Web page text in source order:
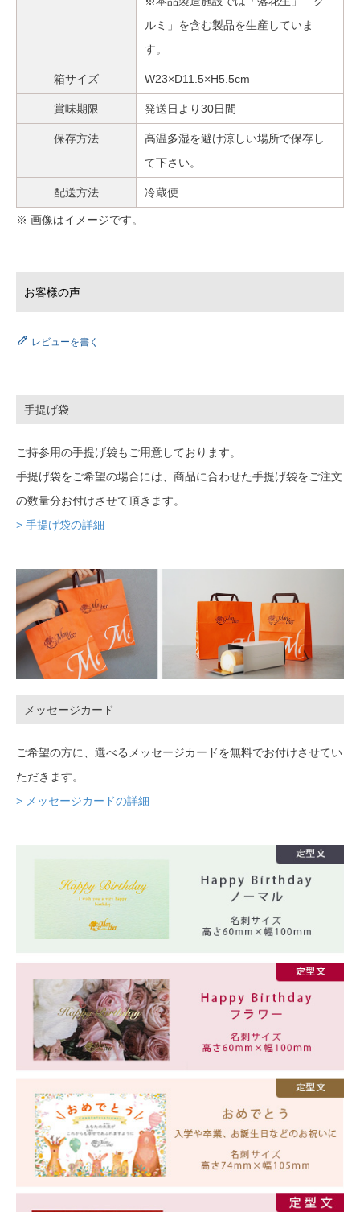
ルミ」を含む製品を生産していま
す。
箱サイズ W23×D11.5×H5.5cm
賞味期限 発送日より30日間
保存方法
高温多湿を避け涼しい場所で保存し
て下さい。
配送方法 冷蔵便
※ 画像はイメージです。
レビューを書く
手提げ袋
ご持参用の手提げ袋もご用意しております。
手提げ袋をご希望の場合には、商品に合わせた手提げ袋をご注文
の数量分お付けさせて頂きます。
> 手提げ袋の詳細
メッセージカード
ご希望の方に、選べるメッセージカードを無料でお付けさせてい
ただきます。
> メッセージカードの詳細